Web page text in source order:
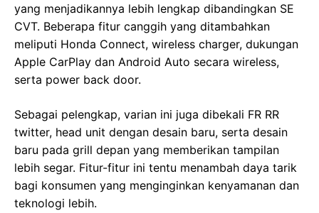
yang menjadikannya lebih lengkap dibandingkan SE
CVT. Beberapa fitur canggih yang ditambahkan
meliputi Honda Connect, wireless charger, dukungan
Apple CarPlay dan Android Auto secara wireless,
serta power back door.
Sebagai pelengkap, varian ini juga dibekali FR RR
twitter, head unit dengan desain baru, serta desain
baru pada grill depan yang memberikan tampilan
lebih segar. Fitur-fitur ini tentu menambah daya tarik
bagi konsumen yang menginginkan kenyamanan dan
teknologi lebih.